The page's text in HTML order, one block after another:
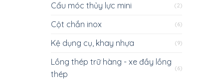
Cẩu móc thủy lực mini (2)
Cột chắn inox (6)
Kệ dụng cụ, khay nhựa (9)
Lồng thép trữ hàng - xe đầy lồng
thép
(6)